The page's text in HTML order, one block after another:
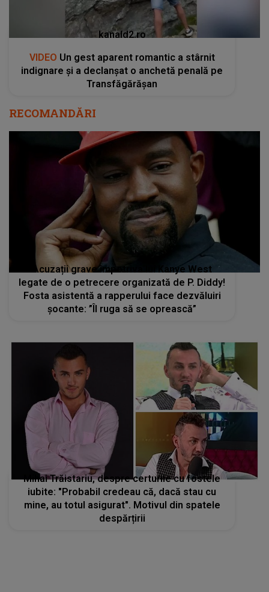
kanald2.ro
VIDEO Un gest aparent romantic a stârnit
indignare și a declanșat o anchetă penală pe
Transfăgărășan
RECOMANDĂRI
Acuzații grave împotriva lui Kanye West
legate de o petrecere organizată de P. Diddy!
Fosta asistentă a rapperului face dezvăluiri
șocante: ”Îl ruga să se oprească”
Mihai Trăistariu, despre certurile cu fostele
iubite: "Probabil credeau că, dacă stau cu
mine, au totul asigurat". Motivul din spatele
despărțirii